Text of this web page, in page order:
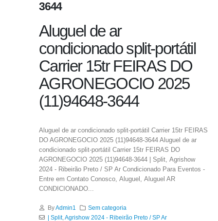
3644
Aluguel de ar
condicionado split-portátil
Carrier 15tr FEIRAS DO
AGRONEGOCIO 2025
(11)94648-3644
Aluguel de ar condicionado split-portátil Carrier 15tr FEIRAS
DO AGRONEGOCIO 2025 (11)94648-3644 Aluguel de ar
condicionado split-portátil Carrier 15tr FEIRAS DO
AGRONEGOCIO 2025 (11)94648-3644 | Split, Agrishow
2024 - Ribeirão Preto / SP Ar Condicionado Para Eventos -
Entre em Contato Conosco, Aluguel, Aluguel AR
CONDICIONADO...
ByAdmin1
Sem categoria
| Split, Agrishow 2024 - Ribeirão Preto / SP Ar